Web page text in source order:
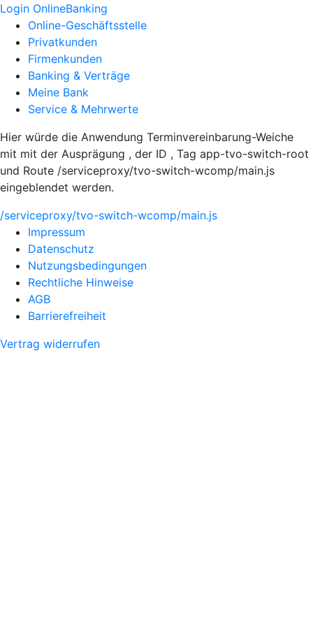
Login OnlineBanking
Online-Geschäftsstelle
Privatkunden
Firmenkunden
Banking & Verträge
Meine Bank
Service & Mehrwerte
Hier würde die Anwendung Terminvereinbarung-Weiche
mit mit der Ausprägung , der ID , Tag app-tvo-switch-root
und Route /serviceproxy/tvo-switch-wcomp/main.js
eingeblendet werden.
/serviceproxy/tvo-switch-wcomp/main.js
Impressum
Datenschutz
Nutzungsbedingungen
Rechtliche Hinweise
AGB
Barrierefreiheit
Vertrag widerrufen